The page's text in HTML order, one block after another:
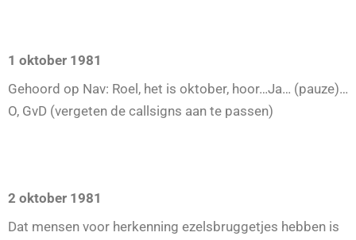
1 oktober 1981
Gehoord op Nav: Roel, het is oktober, hoor…Ja… (pauze)…
O, GvD (vergeten de callsigns aan te passen)
2 oktober 1981
Dat mensen voor herkenning ezelsbruggetjes hebben is